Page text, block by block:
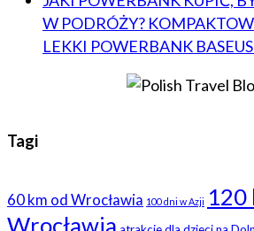
W PODRÓŻY?
LEKKI POWERBANK
Tagi
60 km od Wrocławia 100 dni w Azji 120
Wrocławia